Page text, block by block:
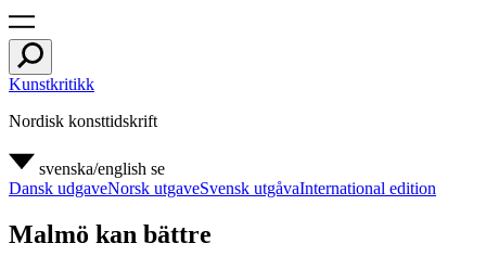
Kunstkritikk
Nordisk konsttidskrift
svenska/english se
Dansk udgaveNorsk utgaveSvensk utgåvaInternational edition
Malmö kan bättre